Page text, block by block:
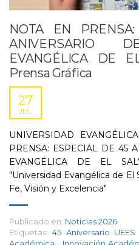
NOTA EN
ANIVERSARIO
EVANGÉLICA DE
Prensa Gráfica
27
JUL
UNIVERSIDAD
PRENSA: ESPECIAL DE 45
EVANGÉLICA DE EL
"Universidad Evangélica de El
Fe, Visión y Excelencia"
Publicado en: Noticias 2026
Etiquetas: 45 Aniversario UEES